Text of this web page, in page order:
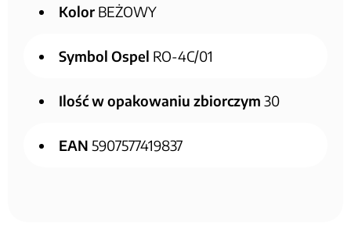
Kolor BEŻOWY
Symbol Ospel RO-4C/01
Ilość w opakowaniu zbiorczym 30
EAN 5907577419837